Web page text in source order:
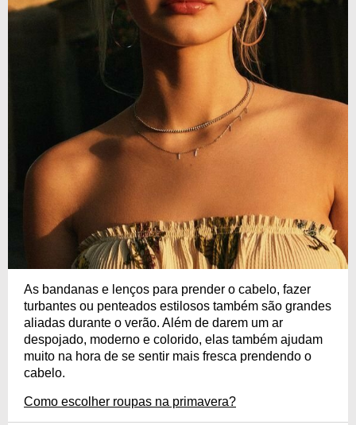
As bandanas e lenços para prender o cabelo, fazer
turbantes ou penteados estilosos também são grandes
aliadas durante o verão. Além de darem um ar
despojado, moderno e colorido, elas também ajudam
muito na hora de se sentir mais fresca prendendo o
cabelo.
Como escolher roupas na primavera?